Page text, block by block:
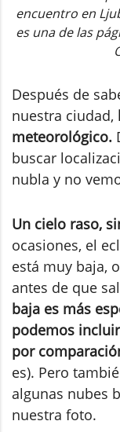
encuentro en
es una de las
Después de
nuestra ciudad,
meteorológico.
buscar
nubla y no
Un cielo raso,
ocasiones, el
está muy baja,
antes de que
baja es más
podemos
por
es). Pero
algunas nubes
nuestra foto.